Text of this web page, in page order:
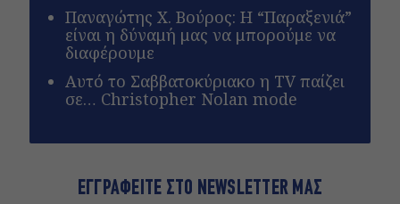
Παναγώτης Χ. Βούρος: Η “Παραξενιά”
είναι η δύναμή μας να μπορούμε να
διαφέρουμε
Αυτό το Σαββατοκύριακο η TV παίζει
σε… Christopher Nolan mode
ΕΓΓΡΑΦΕΙΤΕ ΣΤΟ NEWSLETTER ΜΑΣ